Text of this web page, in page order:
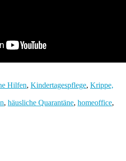
Hilfen, Kindertagespflege, Krippe,
, häusliche Quarantäne, homeoffice,